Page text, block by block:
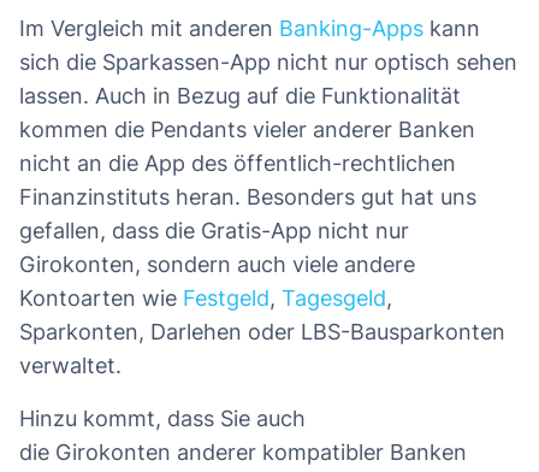
Im Vergleich mit anderen Banking-Apps kann
sich die Sparkassen-App nicht nur optisch sehen
lassen. Auch in Bezug auf die Funktionalität
kommen die Pendants vieler anderer Banken
nicht an die App des öffentlich-rechtlichen
Finanzinstituts heran. Besonders gut hat uns
gefallen, dass die Gratis-App nicht nur
Girokonten, sondern auch viele andere
Kontoarten wie Festgeld, Tagesgeld,
Sparkonten, Darlehen oder LBS-Bausparkonten
verwaltet.
Hinzu kommt, dass Sie auch
die Girokonten anderer kompatibler Banken